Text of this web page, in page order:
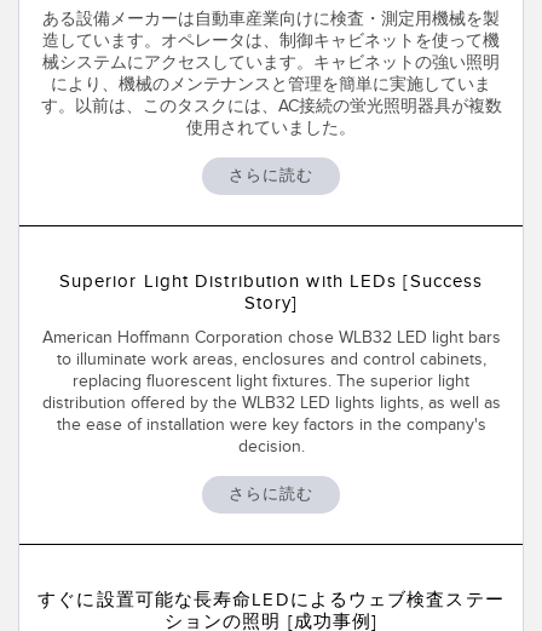
ACCESSORIES
付属品
コンバータ
ソフトウェア
Banner Measurement Sensor Software
TECHNOLOGY
ある設備メーカーは自動車産業向けに検査・測定用機械を製
造しています。オペレータは、制御キャビネットを使って機
械システムにアクセスしています。キャビネットの強い照明
により、機械のメンテナンスと管理を簡単に実施していま
す。以前は、このタスクには、AC接続の蛍光照明器具が複数
使用されていました。
さらに読む
Superior Light Distribution with LEDs [Success
Story]
American Hoffmann Corporation chose WLB32 LED light bars
to illuminate work areas, enclosures and control cabinets,
replacing fluorescent light fixtures. The superior light
distribution offered by the WLB32 LED lights lights, as well as
the ease of installation were key factors in the company's
decision.
さらに読む
すぐに設置可能な長寿命LEDによるウェブ検査ステー
ションの照明 [成功事例]